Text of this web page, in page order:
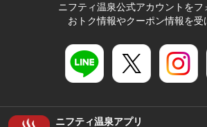
ニフティ温泉公式アカウントをフ
おトク情報やクーポン情報を受
ニフティ温泉アプリ